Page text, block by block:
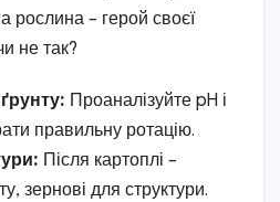
рослина – герой своєї
не так?
Проаналізуйте pH і
правильну ротацію.
Після картоплі –
зернові для структури.